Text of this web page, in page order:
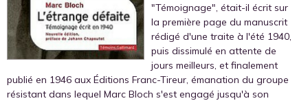
"Témoignage", était-il écrit sur
la première page du manuscrit
rédigé d'une traite à l'été 1940,
puis dissimulé en attente de
jours meilleurs, et finalement
publié en 1946 aux Éditions Franc-Tireur, émanation du groupe
résistant dans lequel Marc Bloch s'est engagé jusqu'à son